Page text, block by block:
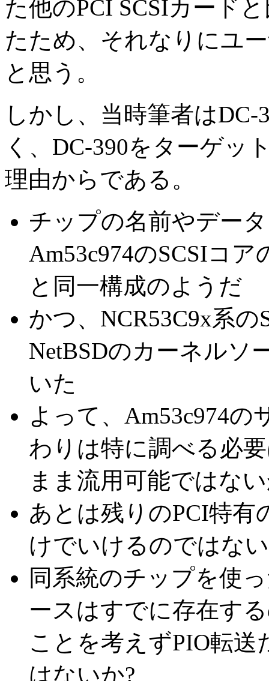
た他のPCI SCSIカード
たため、それなりにユ
と思う。
しかし、当時筆者は
く、DC-390をターゲッ
理由からである。
チップの名前やデー
Am53c974のSCSIコ
と同一構成のようだ
かつ、NCR53C9x系
NetBSDのカーネルソ
いた
よって、Am53c974の
わりは特に調べる必
まま流用可能ではな
あとは残りのPCI特
けでいけるのではな
同系統のチップを使
ースはすでに存在す
ことを考えずPIO転
はないか?